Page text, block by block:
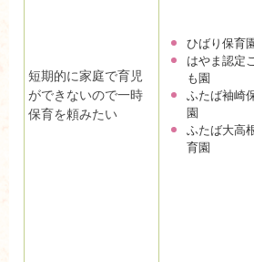
短期的に家庭で育児
ができないので一時
保育を頼みたい
ひばり保育
はやま認定
も園
ふたば袖崎
園
ふたば大高
育園